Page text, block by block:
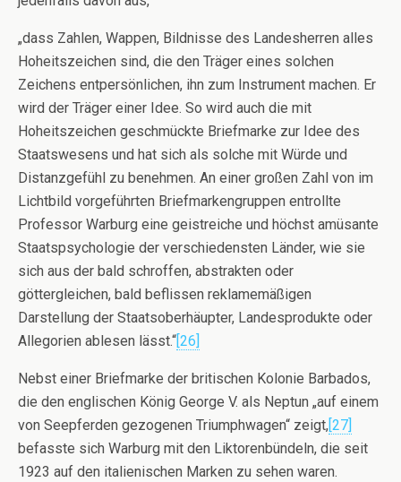
„dass Zahlen, Wappen, Bildnisse des Landesherren alles
Hoheitszeichen sind, die den Träger eines solchen
Zeichens entpersönlichen, ihn zum Instrument machen. Er
wird der Träger einer Idee. So wird auch die mit
Hoheitszeichen geschmückte Briefmarke zur Idee des
Staatswesens und hat sich als solche mit Würde und
Distanzgefühl zu benehmen. An einer großen Zahl von im
Lichtbild vorgeführten Briefmarkengruppen entrollte
Professor Warburg eine geistreiche und höchst amüsante
Staatspsychologie der verschiedensten Länder, wie sie
sich aus der bald schroffen, abstrakten oder
göttergleichen, bald beflissen reklamemäßigen
Darstellung der Staatsoberhäupter, Landesprodukte oder
Allegorien ablesen lässt.“ [26]
Nebst einer Briefmarke der britischen Kolonie Barbados,
die den englischen König George V. als Neptun „auf einem
von Seepferden gezogenen Triumphwagen“ zeigt, [27]
befasste sich Warburg mit den Liktorenbündeln, die seit
1923 auf den italienischen Marken zu sehen waren.